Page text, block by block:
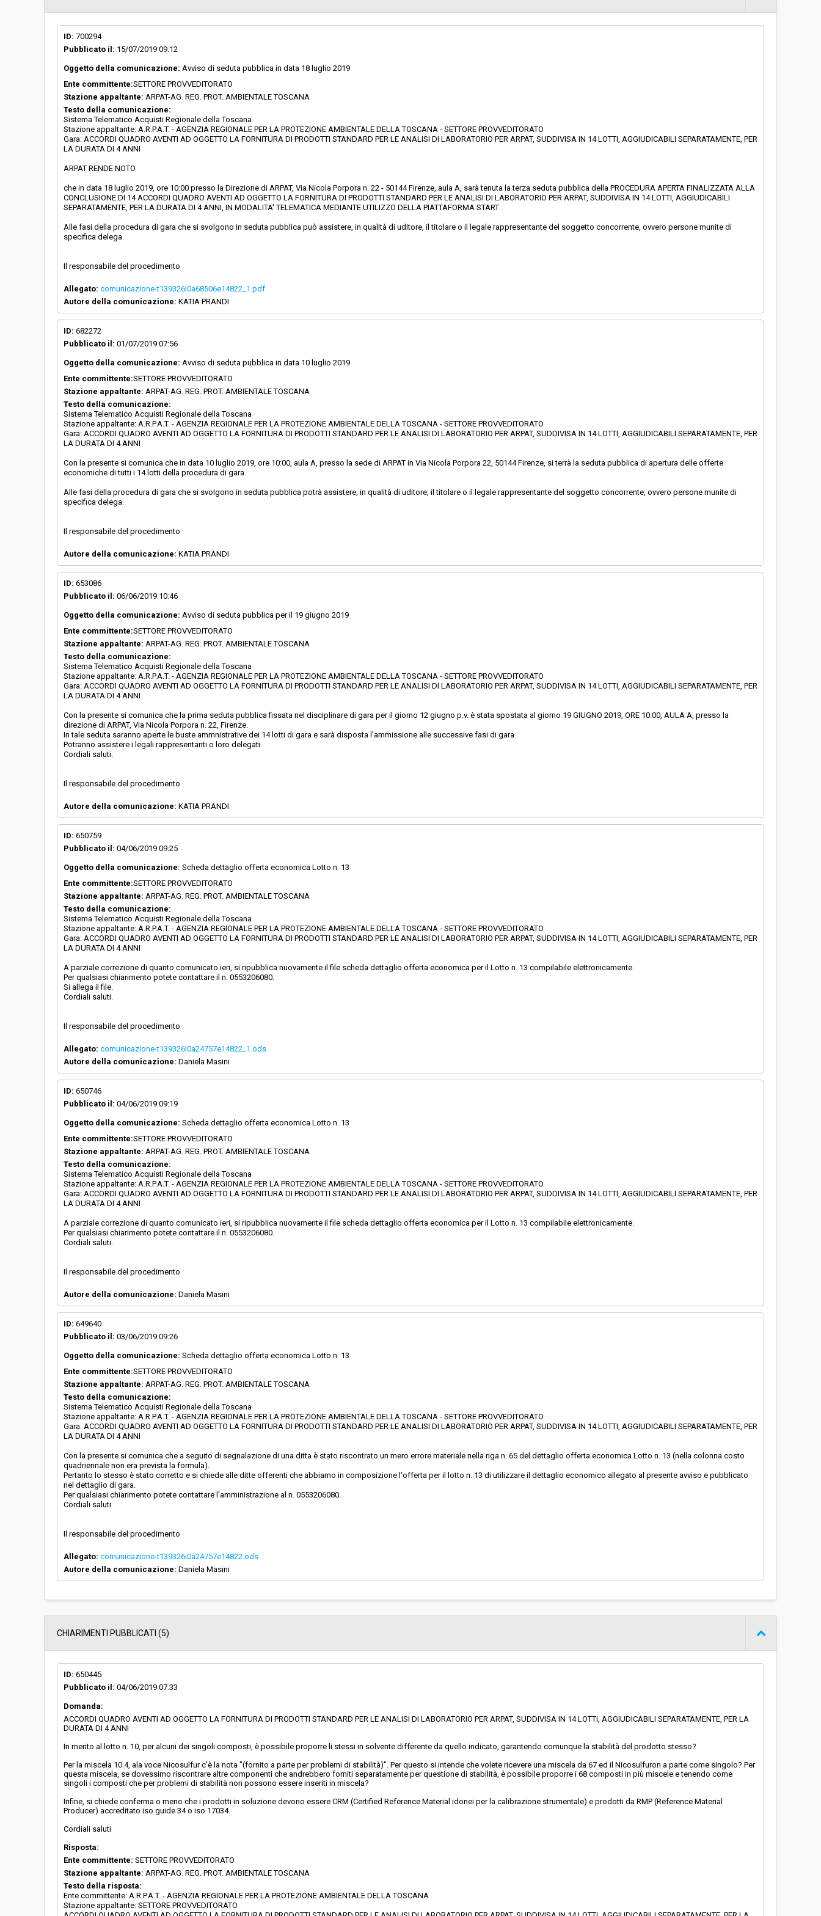
Svolgimento: Gara in busta chiusa Valore stimato della procedura: € 1.269.476,00
AMBIENTALE DELLA TOSCANA - SETTORE
ID: 700294
Pubblicato il: 15/07/2019 09:12
Oggetto della comunicazione: Avviso di seduta pubblica in data 18 luglio 2019
Ente committente:SETTORE PROVVEDITORATO
Stazione appaltante: ARPAT-AG. REG. PROT. AMBIENTALE TOSCANA
Testo della comunicazione:
Sistema Telematico Acquisti Regionale della Toscana
Stazione appaltante: A.R.P.A.T. - AGENZIA REGIONALE PER LA PROTEZIONE AMBIENTALE DELLA TOSCANA - SETTORE PROVVEDITORATO
Gara: ACCORDI QUADRO AVENTI AD OGGETTO LA FORNITURA DI PRODOTTI STANDARD PER LE ANALISI DI LABORATORIO PER ARPAT, SUDDIVISA IN 14 LOTTI, AGGIUDICABILI SEPARATAMENTE, PER
LA DURATA DI 4 ANNI
ARPAT RENDE NOTO
che in data 18 luglio 2019, ore 10:00 presso la Direzione di ARPAT, Via Nicola Porpora n. 22 - 50144 Firenze, aula A, sarà tenuta la terza seduta pubblica della PROCEDURA APERTA FINALIZZATA ALLA
CONCLUSIONE DI 14 ACCORDI QUADRO AVENTI AD OGGETTO LA FORNITURA DI PRODOTTI STANDARD PER LE ANALISI DI LABORATORIO PER ARPAT, SUDDIVISA IN 14 LOTTI, AGGIUDICABILI
SEPARATAMENTE, PER LA DURATA DI 4 ANNI, IN MODALITA' TELEMATICA MEDIANTE UTILIZZO DELLA PIATTAFORMA START .
Alle fasi della procedura di gara che si svolgono in seduta pubblica può assistere, in qualità di uditore, il titolare o il legale rappresentante del soggetto concorrente, ovvero persone munite di
specifica delega.
Il responsabile del procedimento
Allegato: comunicazione-t139326i0a68506e14822_1.pdf
Autore della comunicazione: KATIA PRANDI
ID: 682272
Pubblicato il: 01/07/2019 07:56
Oggetto della comunicazione: Avviso di seduta pubblica in data 10 luglio 2019
Ente committente:SETTORE PROVVEDITORATO
Stazione appaltante: ARPAT-AG. REG. PROT. AMBIENTALE TOSCANA
Testo della comunicazione:
Sistema Telematico Acquisti Regionale della Toscana
Stazione appaltante: A.R.P.A.T. - AGENZIA REGIONALE PER LA PROTEZIONE AMBIENTALE DELLA TOSCANA - SETTORE PROVVEDITORATO
Gara: ACCORDI QUADRO AVENTI AD OGGETTO LA FORNITURA DI PRODOTTI STANDARD PER LE ANALISI DI LABORATORIO PER ARPAT, SUDDIVISA IN 14 LOTTI, AGGIUDICABILI SEPARATAMENTE, PER
LA DURATA DI 4 ANNI
Con la presente si comunica che in data 10 luglio 2019, ore 10:00, aula A, presso la sede di ARPAT in Via Nicola Porpora 22, 50144 Firenze, si terrà la seduta pubblica di apertura delle offerte
economiche di tutti i 14 lotti della procedura di gara.
Alle fasi della procedura di gara che si svolgono in seduta pubblica potrà assistere, in qualità di uditore, il titolare o il legale rappresentante del soggetto concorrente, ovvero persone munite di
specifica delega.
Il responsabile del procedimento
Autore della comunicazione: KATIA PRANDI
ID: 653086
Pubblicato il: 06/06/2019 10:46
Oggetto della comunicazione: Avviso di seduta pubblica per il 19 giugno 2019
Ente committente:SETTORE PROVVEDITORATO
Stazione appaltante: ARPAT-AG. REG. PROT. AMBIENTALE TOSCANA
Testo della comunicazione:
Sistema Telematico Acquisti Regionale della Toscana
Stazione appaltante: A.R.P.A.T. - AGENZIA REGIONALE PER LA PROTEZIONE AMBIENTALE DELLA TOSCANA - SETTORE PROVVEDITORATO
Gara: ACCORDI QUADRO AVENTI AD OGGETTO LA FORNITURA DI PRODOTTI STANDARD PER LE ANALISI DI LABORATORIO PER ARPAT, SUDDIVISA IN 14 LOTTI, AGGIUDICABILI SEPARATAMENTE, PER
LA DURATA DI 4 ANNI
Con la presente si comunica che la prima seduta pubblica fissata nel disciplinare di gara per il giorno 12 giugno p.v. è stata spostata al giorno 19 GIUGNO 2019, ORE 10:00, AULA A, presso la
direzione di ARPAT, Via Nicola Porpora n. 22, Firenze.
In tale seduta saranno aperte le buste ammnistrative dei 14 lotti di gara e sarà disposta l'ammissione alle successive fasi di gara.
Potranno assistere i legali rappresentanti o loro delegati.
Cordiali saluti.
Il responsabile del procedimento
Autore della comunicazione: KATIA PRANDI
ID: 650759
Pubblicato il: 04/06/2019 09:25
Oggetto della comunicazione: Scheda dettaglio offerta economica Lotto n. 13
Ente committente:SETTORE PROVVEDITORATO
Stazione appaltante: ARPAT-AG. REG. PROT. AMBIENTALE TOSCANA
Testo della comunicazione:
Sistema Telematico Acquisti Regionale della Toscana
Stazione appaltante: A.R.P.A.T. - AGENZIA REGIONALE PER LA PROTEZIONE AMBIENTALE DELLA TOSCANA - SETTORE PROVVEDITORATO
Gara: ACCORDI QUADRO AVENTI AD OGGETTO LA FORNITURA DI PRODOTTI STANDARD PER LE ANALISI DI LABORATORIO PER ARPAT, SUDDIVISA IN 14 LOTTI, AGGIUDICABILI SEPARATAMENTE, PER
LA DURATA DI 4 ANNI
A parziale correzione di quanto comunicato ieri, si ripubblica nuovamente il file scheda dettaglio offerta economica per il Lotto n. 13 compilabile elettronicamente.
Per qualsiasi chiarimento potete contattare il n. 0553206080.
Si allega il file.
Cordiali saluti.
Il responsabile del procedimento
Allegato: comunicazione-t139326i0a24757e14822_1.ods
Autore della comunicazione: Daniela Masini
ID: 650746
Pubblicato il: 04/06/2019 09:19
Oggetto della comunicazione: Scheda dettaglio offerta economica Lotto n. 13
Ente committente:SETTORE PROVVEDITORATO
Stazione appaltante: ARPAT-AG. REG. PROT. AMBIENTALE TOSCANA
Testo della comunicazione:
Sistema Telematico Acquisti Regionale della Toscana
Stazione appaltante: A.R.P.A.T. - AGENZIA REGIONALE PER LA PROTEZIONE AMBIENTALE DELLA TOSCANA - SETTORE PROVVEDITORATO
Gara: ACCORDI QUADRO AVENTI AD OGGETTO LA FORNITURA DI PRODOTTI STANDARD PER LE ANALISI DI LABORATORIO PER ARPAT, SUDDIVISA IN 14 LOTTI, AGGIUDICABILI SEPARATAMENTE, PER
LA DURATA DI 4 ANNI
A parziale correzione di quanto comunicato ieri, si ripubblica nuovamente il file scheda dettaglio offerta economica per il Lotto n. 13 compilabile elettronicamente.
Per qualsiasi chiarimento potete contattare il n. 0553206080.
Cordiali saluti.
Il responsabile del procedimento
Autore della comunicazione: Daniela Masini
ID: 649640
Pubblicato il: 03/06/2019 09:26
Oggetto della comunicazione: Scheda dettaglio offerta economica Lotto n. 13
Ente committente:SETTORE PROVVEDITORATO
Stazione appaltante: ARPAT-AG. REG. PROT. AMBIENTALE TOSCANA
Testo della comunicazione:
Sistema Telematico Acquisti Regionale della Toscana
Stazione appaltante: A.R.P.A.T. - AGENZIA REGIONALE PER LA PROTEZIONE AMBIENTALE DELLA TOSCANA - SETTORE PROVVEDITORATO
Gara: ACCORDI QUADRO AVENTI AD OGGETTO LA FORNITURA DI PRODOTTI STANDARD PER LE ANALISI DI LABORATORIO PER ARPAT, SUDDIVISA IN 14 LOTTI, AGGIUDICABILI SEPARATAMENTE, PER
LA DURATA DI 4 ANNI
Con la presente si comunica che a seguito di segnalazione di una ditta è stato riscontrato un mero errore materiale nella riga n. 65 del dettaglio offerta economica Lotto n. 13 (nella colonna costo
quadriennale non era prevista la formula).
Pertanto lo stesso è stato corretto e si chiede alle ditte offerenti che abbiamo in composizione l'offerta per il lotto n. 13 di utilizzare il dettaglio economico allegato al presente avviso e pubblicato
nel dettaglio di gara.
Per qualsiasi chiarimento potete contattare l'amministrazione al n. 0553206080.
Cordiali saluti
Il responsabile del procedimento
Allegato: comunicazione-t139326i0a24757e14822.ods
Autore della comunicazione: Daniela Masini
CHIARIMENTI PUBBLICATI (5)
ID: 650445
Pubblicato il: 04/06/2019 07:33
Domanda:
ACCORDI QUADRO AVENTI AD OGGETTO LA FORNITURA DI PRODOTTI STANDARD PER LE ANALISI DI LABORATORIO PER ARPAT, SUDDIVISA IN 14 LOTTI, AGGIUDICABILI SEPARATAMENTE, PER LA
DURATA DI 4 ANNI
In merito al lotto n. 10, per alcuni dei singoli composti, è possibile proporre li stessi in solvente differente da quello indicato, garantendo comunque la stabilità del prodotto stesso?
Per la miscela 10.4, ala voce Nicosulfur c'è la nota "(fornito a parte per problemi di stabilità)". Per questo si intende che volete ricevere una miscela da 67 ed il Nicosulfuron a parte come singolo? Per
questa miscela, se dovessimo riscontrare altre componenti che andrebbero forniti separatamente per questione di stabilità, è possibile proporre i 68 composti in più miscele e tenendo come
singoli i composti che per problemi di stabilità non possono essere inseriti in miscela?
Infine, si chiede conferma o meno che i prodotti in soluzione devono essere CRM (Certified Reference Material idonei per la calibrazione strumentale) e prodotti da RMP (Reference Material
Producer) accreditato iso guide 34 o iso 17034.
Cordiali saluti
Risposta:
Ente committente: SETTORE PROVVEDITORATO
Stazione appaltante: ARPAT-AG. REG. PROT. AMBIENTALE TOSCANA
Testo della risposta:
Ente committente: A.R.P.A.T. - AGENZIA REGIONALE PER LA PROTEZIONE AMBIENTALE DELLA TOSCANA
Stazione appaltante: SETTORE PROVVEDITORATO